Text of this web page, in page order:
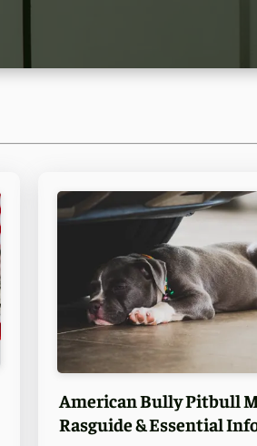
American Bully Pitbull
Rasguide & Essential